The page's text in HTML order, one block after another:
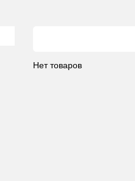
Нет товаров